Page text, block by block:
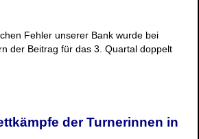
Fehler unserer Bank wurde bei
der Beitrag für das 3. Quartal doppelt
der Turnerinnen in